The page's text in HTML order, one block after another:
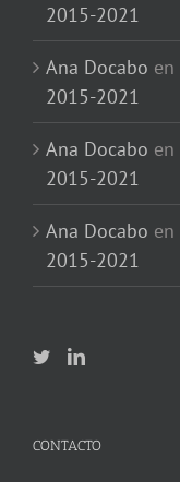
2015-2021
Ana Docabo en
2015-2021
Ana Docabo en
2015-2021
Ana Docabo en
2015-2021
CONTACTO